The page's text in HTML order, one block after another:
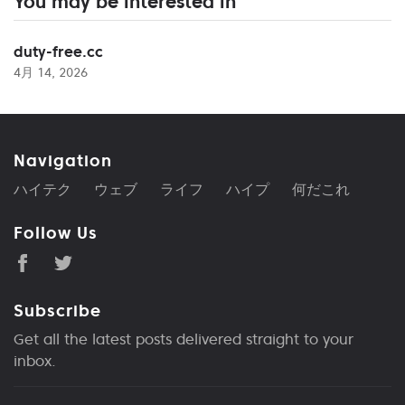
duty-free.cc
4月 14, 2026
Navigation
ハイテク ウェブ ライフ ハイプ 何だこれ
Follow Us
Subscribe
Get all the latest posts delivered straight to your
inbox.